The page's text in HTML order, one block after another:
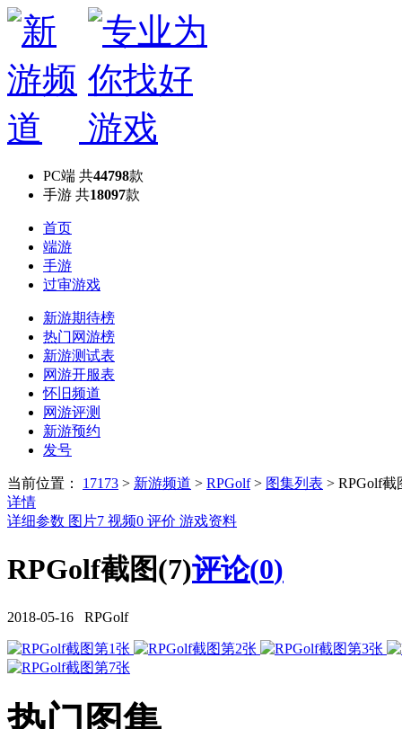
PC端 共44798款
手游 共18097款
首页
端游
手游
过审游戏
新游期待榜
热门网游榜
新游测试表
网游开服表
怀旧频道
网游评测
新游预约
发号
当前位置： 17173 > 新游频道 > RPGolf> 图集列表 > RPGolf截
详情
详细参数 图片7 视频0 评价 游戏资料
RPGolf截图(7)评论(0)
2018-05-16 RPGolf